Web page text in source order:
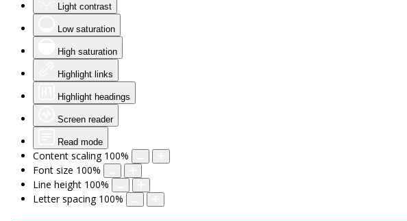
Light contrast
Low saturation
High saturation
Highlight links
Highlight headings
Screen reader
Read mode
Content scaling 100%
Font size 100%
Line height 100%
Letter spacing 100%